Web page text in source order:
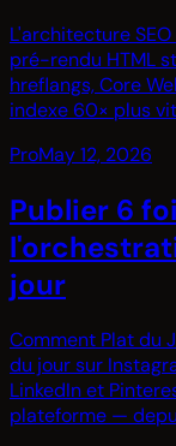
L'architecture
pré-rendu HTML
hreflangs, Core
indexe 60× plus
ProMay 12, 2026
Publier 6
jour
Comment Plat du
du jour sur
LinkedIn et
plateforme —